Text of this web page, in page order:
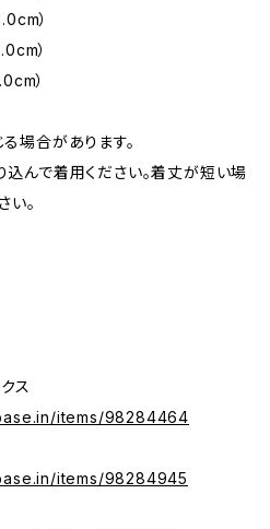
）
）
）
場合があります。
んで着用ください。着丈が短い場
い。
ス
items/98284464
items/98284945